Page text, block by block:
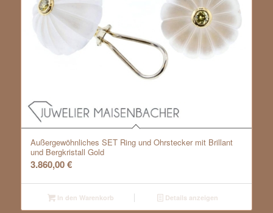
Außergewöhnliches SET Ring und Ohrstecker mit Brillant
und Bergkristall Gold
3.860,00€
In den Warenkorb Details anzeigen